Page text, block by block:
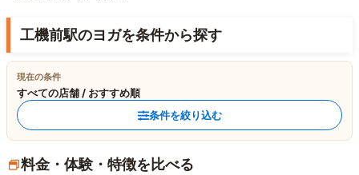
工機前駅のヨガを条件から探す
現在の条件
すべての店舗 / おすすめ順
条件を絞り込む
料金・体験・特徴を比べる